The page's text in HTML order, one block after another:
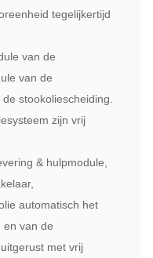
tegelijkertijd
van de
van de
stookoliescheiding.
zijn vrij
& hulpmodule,
automatisch het
en van de
met vrij